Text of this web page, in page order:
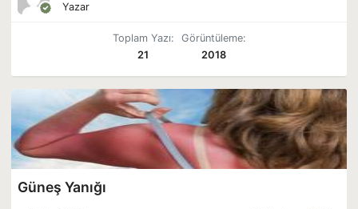
Yazar
Toplam Yazı:
21
Görüntüleme:
2018
Güneş Yanığı